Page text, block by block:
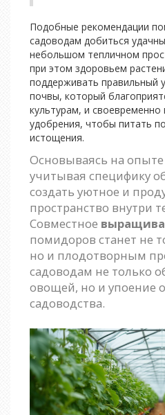
Подобные рекомендации
садоводам добиться
небольшом тепличном
при этом здоровьем
поддерживать правильный
почвы, который
культурам, и своевременно
удобрения, чтобы питать
истощения.
Основываясь на
учитывая специфику
создать уютное и
пространство внутри
Совместное
помидоров станет не
но и плодотворным
садоводам не только
овощей, но и упоение
садоводства.